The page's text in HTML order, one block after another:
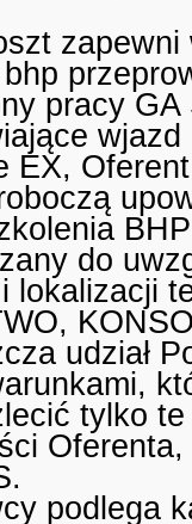
pracy
EX,
do
lokalizacji
udział
tylko
podlega